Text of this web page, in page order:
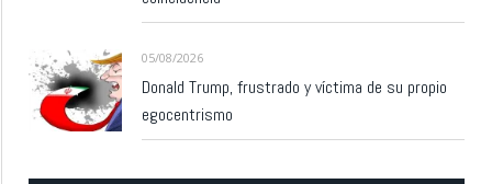
05/08/2026
Donald Trump, frustrado y víctima de su propio
egocentrismo